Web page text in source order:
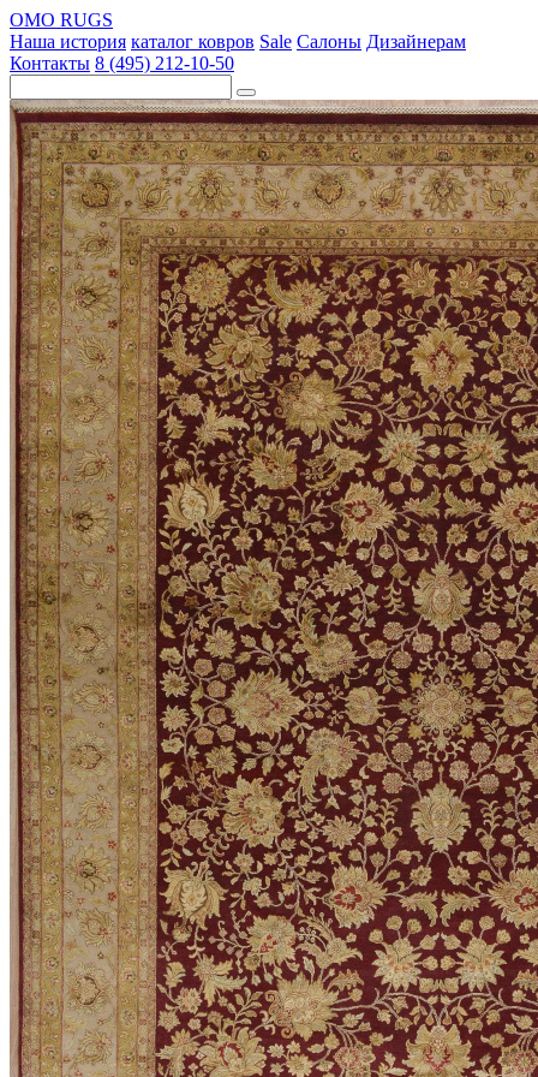
OMO RUGS
Наша история каталог ковров Sale Салоны Дизайнерам
Контакты 8 (495) 212-10-50